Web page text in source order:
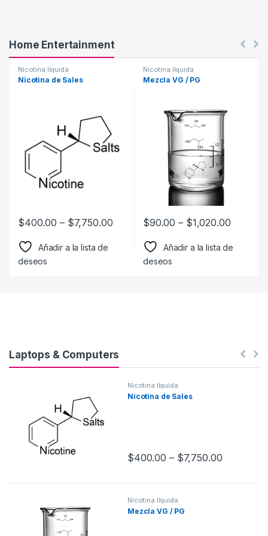
s
Home Entertainment
Nicotina líquida
Nicotina de Sales
$400.00 – $7,750.00
Añadir a la lista de
deseos
Nicotina líquida
Mezcla VG / PG
$90.00 – $1,020.00
Añadir a la lista de
deseos
Laptops & Computers
Nicotina líquida
Nicotina de Sales
$400.00 – $7,750.00
Nicotina líquida
Mezcla VG / PG